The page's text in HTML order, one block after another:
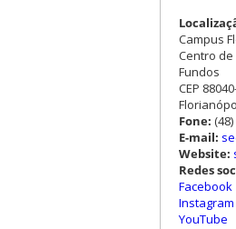
Campus
Centro de
Fundos
CEP
Fone:
E-mail:
Website:
Redes
Facebook
Instagram
YouTube